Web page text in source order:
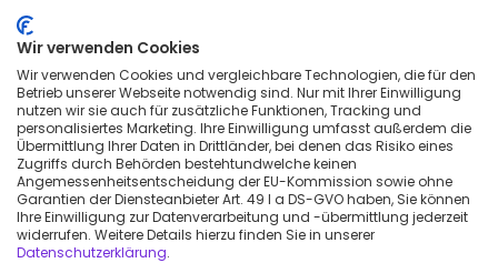
entferne ein paar Filter. Du kannst auch nach
Wohnungen in der Umgebung suchen, die nicht zu
dieser Kollektion gehören.
Wir verwenden Cookies
Wir verwenden Cookies und vergleichbare Technologien, die für den
Betrieb unserer Webseite notwendig sind. Nur mit Ihrer Einwilligung
nutzen wir sie auch für zusätzliche Funktionen, Tracking und
personalisiertes Marketing. Ihre Einwilligung umfasst außerdem die
Übermittlung Ihrer Daten in Drittländer, bei denen das Risiko eines
Zugriffs durch Behörden bestehtundwelche keinen
Angemessenheitsentscheidung der EU-Kommission sowie ohne
Garantien der Diensteanbieter Art. 49 I a DS-GVO haben, Sie können
Ihre Einwilligung zur Datenverarbeitung und -übermittlung jederzeit
widerrufen. Weitere Details hierzu finden Sie in unserer
Datenschutzerklärung.